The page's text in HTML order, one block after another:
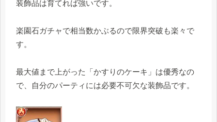
装飾品は育てれば強いです。
楽園石ガチャで相当数かぶるので限界突破も楽々で
す。
最大値まで上がった「かすりのケーキ」は優秀なの
で、自分のパーティには必要不可欠な装飾品です。